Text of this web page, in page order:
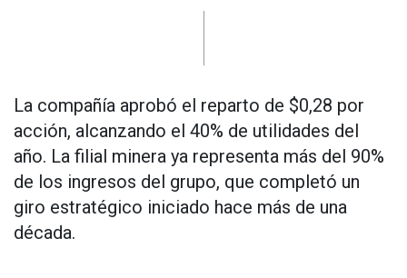
La compañía aprobó el reparto de $0,28 por
acción, alcanzando el 40% de utilidades del
año. La filial minera ya representa más del 90%
de los ingresos del grupo, que completó un
giro estratégico iniciado hace más de una
década.